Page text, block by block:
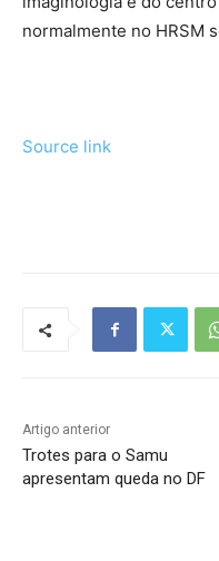
normalmente no HRSM
Source link
Artigo anterior
Trotes para o Samu
apresentam queda no DF